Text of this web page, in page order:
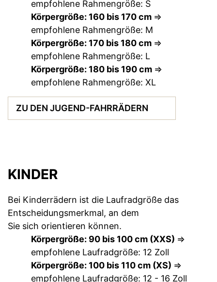
empfohlene Rahmengröße: S
Körpergröße: 160 bis 170 cm =>
empfohlene Rahmengröße: M
Körpergröße: 170 bis 180 cm =>
empfohlene Rahmengröße: L
Körpergröße: 180 bis 190 cm =>
empfohlene Rahmengröße: XL
ZU DEN JUGEND-FAHRRÄDERN
KINDER
Bei Kinderrädern ist die Laufradgröße das
Entscheidungsmerkmal, an dem
Sie sich orientieren können.
Körpergröße: 90 bis 100 cm (XXS) =>
empfohlene Laufradgröße: 12 Zoll
Körpergröße: 100 bis 110 cm (XS) =>
empfohlene Laufradgröße: 12 - 16 Zoll